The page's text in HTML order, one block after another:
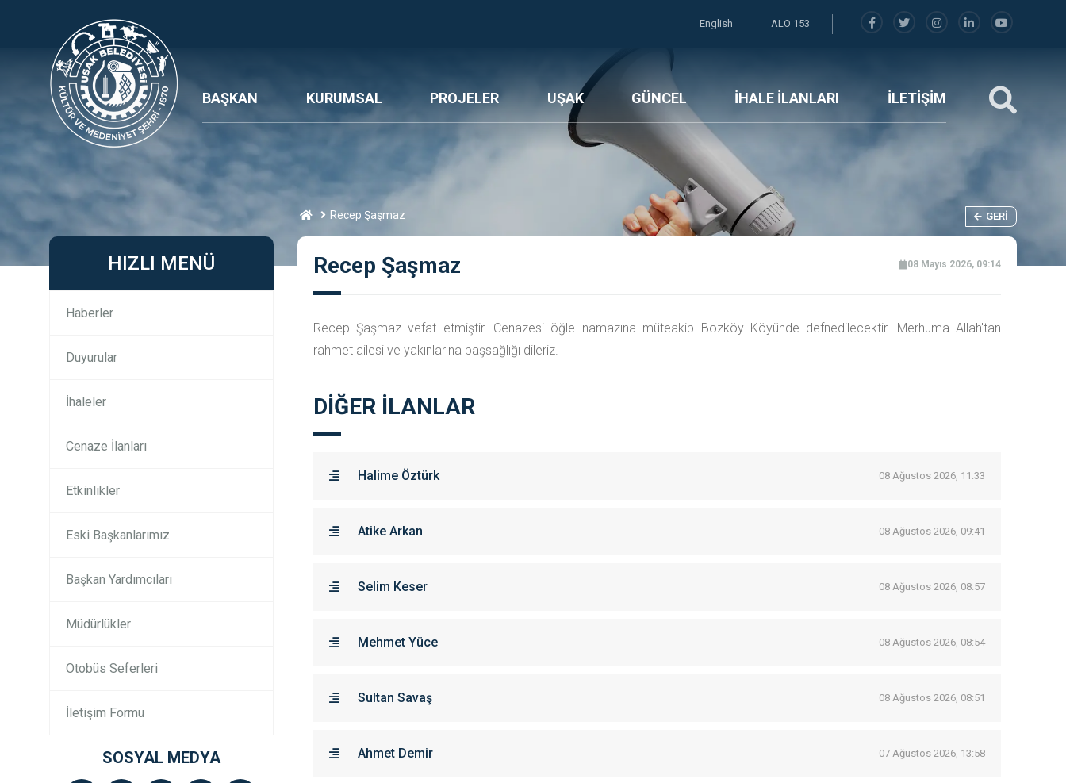
English ALO 153
BAŞKAN KURUMSAL PROJELER UŞAK GÜNCEL İHALE İLANLARI İLETİŞİM
Recep Şaşmaz GERI
HIZLI MENÜ
Haberler
Duyurular
İhaleler
Cenaze İlanları
Etkinlikler
Eski Başkanlarımız
Başkan Yardımcıları
Müdürlükler
Otobüs Seferleri
İletişim Formu
SOSYAL MEDYA
Recep Şaşmaz 08 Mayıs 2026, 09:14
Recep Şaşmaz vefat etmiştir. Cenazesi öğle namazına müteakip Bozköy Köyünde defnedilecektir. Merhuma Allah'tan
rahmet ailesi ve yakınlarına başsağlığı dileriz.
DİĞER İLANLAR
Halime Öztürk 08 Ağustos 2026, 11:33
Atike Arkan 08 Ağustos 2026, 09:41
Selim Keser 08 Ağustos 2026, 08:57
Mehmet Yüce 08 Ağustos 2026, 08:54
Sultan Savaş 08 Ağustos 2026, 08:51
Ahmet Demir 07 Ağustos 2026, 13:58